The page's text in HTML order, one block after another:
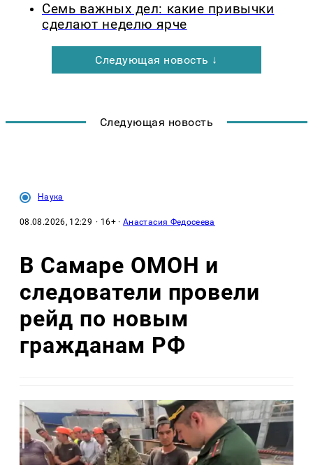
Семь важных дел: какие привычки
сделают неделю ярче
Следующая новость ↓
Следующая новость
Наука
08.08.2026, 12:29 · 16+ ·Анастасия Федосеева
В Самаре ОМОН и
следователи провели
рейд по новым
гражданам РФ